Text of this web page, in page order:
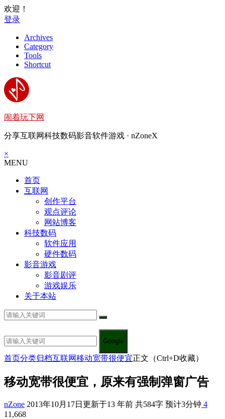
欢迎！
登录
Archives
Category
Tools
Shortcut
闹着玩下网
分享互联网科技数码影音软件游戏 · nZoneX
×
MENU
首页
互联网
创作平台
观点评论
网站博客
科技数码
软件应用
硬件数码
影音游戏
影音剧评
游戏娱乐
关于本站
Google
首页分类归档互联网移动宽带很便宜正文（Ctrl+D收藏）
移动宽带很便宜，原来有强制弹窗广告
nZone 2013年10月17日 更新于13 年前 共584字 预计3分钟 4
11,668